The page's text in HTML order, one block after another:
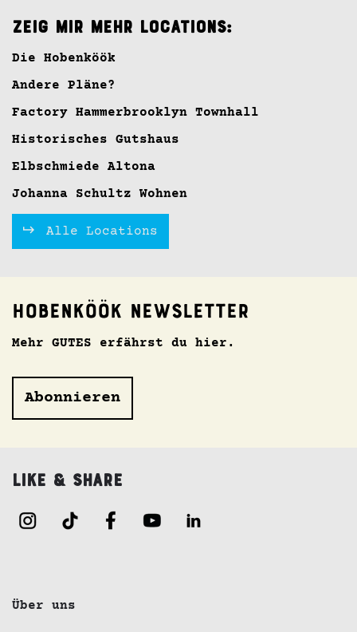
Zeig mir mehr Locations:
Die Hobenköök
Andere Pläne?
Factory Hammerbrooklyn Townhall
Historisches Gutshaus
Elbschmiede Altona
Johanna Schultz Wohnen
Alle Locations
Hobenköök Newsletter
Mehr GUTES erfährst du hier.
Abonnieren
Like & Share
Über uns